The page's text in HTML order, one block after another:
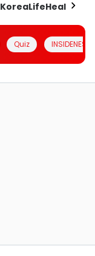
KoreaLifeHealth
Quiz INSIDENESIA